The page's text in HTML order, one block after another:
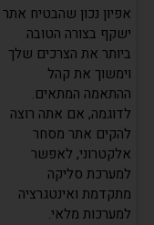
אפיון נכון שהבטיח אתר
ישקף בצורה הטובה
ביותר את הצרכים שלך
וימשוך את קהל
ההתאמה המתאים.
לדוגמה, אם אתה רוצה
להקים אתר מסחר
אלקטרוני, לאפשר
למערכת סליקה
מתקדמת ואינטגרציה
למערכות מלאי.